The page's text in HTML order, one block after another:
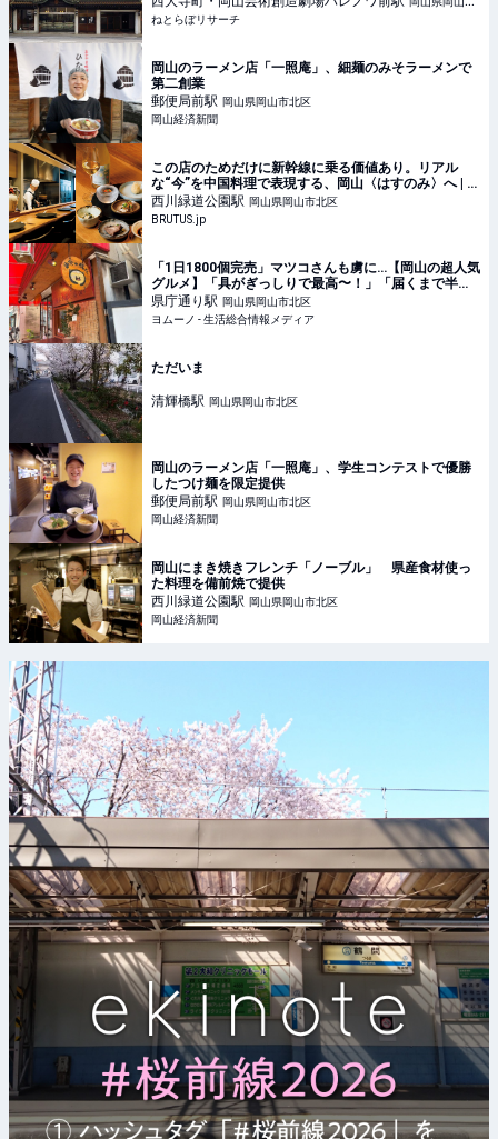
ぼリサーチ
北区
ねとらぼリサーチ
岡山のラーメン店「一照庵」、細麺のみそラーメンで
第二創業
郵便局前駅 岡山県岡山市北区
岡山経済新聞
この店のためだけに新幹線に乗る価値あり。リアル
な“今”を中国料理で表現する、岡山〈はすのみ〉へ | ブ
ルータス| BRUTUS.jp
西川緑道公園駅 岡山県岡山市北区
BRUTUS.jp
「1日1800個完売」マツコさんも虜に…【岡山の超人気
グルメ】「具がぎっしりで最高〜！」「届くまで半年
待ち（泣）」 | ヨムーノ
県庁通り駅 岡山県岡山市北区
ヨムーノ - 生活総合情報メディア
ただいま
清輝橋駅 岡山県岡山市北区
岡山のラーメン店「一照庵」、学生コンテストで優勝
したつけ麺を限定提供
郵便局前駅 岡山県岡山市北区
岡山経済新聞
岡山にまき焼きフレンチ「ノーブル」 県産食材使っ
た料理を備前焼で提供
西川緑道公園駅 岡山県岡山市北区
岡山経済新聞